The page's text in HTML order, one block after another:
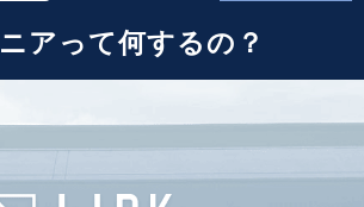
アって何するの？